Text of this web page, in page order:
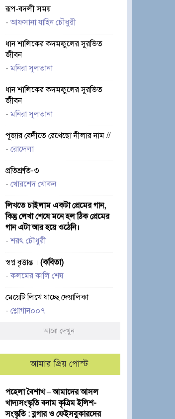
রূপ-বদলী সময়
-আফসানা যাহিন চৌধুরী
ধান শালিকের কদমফুলের সুরভিত
জীবন
-মনিরা সুলতানা
ধান শালিকের কদমফুলের সুরভিত
জীবন
-মনিরা সুলতানা
পূজার বেদীতে রেখেছো নীলার নাম //
- রোদেলা
প্রতিশ্রুতি-৩
- খোরশেদ খোকন
লিখতে চাইলাম একটা প্রেমের গান,
কিন্তু লেখা শেষে মনে হল ঠিক প্রেমের
গান এটা আর হয়ে ওঠেনি।
-শরৎ চৌধুরী
স্বপ্ন বৃত্তান্ত । (কবিতা)
-কলমের কালি শেষ
মেয়েটি লিখে যাচ্ছে দেয়ালিকা
- শ্লোগান০০৭
আরো দেখুন
আমার প্রিয় পোস্ট
পহেলা বৈশাখ – আমাদের আসল
খাদ্যসংস্কৃতি বনাম কৃত্রিম ইলিশ-
সংস্কৃতি : ব্লগার ও ফেইসবুকারদের